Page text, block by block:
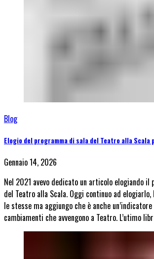
Blog
Elogio del programma di sala del Teatro alla Scala
Gennaio 14, 2026
Nel 2021 avevo dedicato un articolo elogiando il
del Teatro alla Scala. Oggi continuo ad
le stesse ma aggiungo che è anche
cambiamenti che avvengono a Teatro. L’utimo